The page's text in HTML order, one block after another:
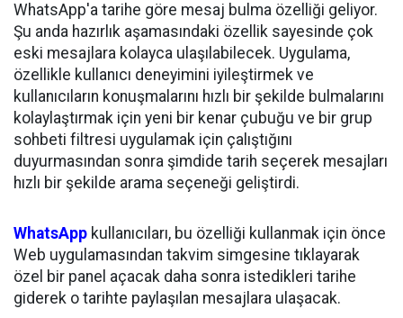
WhatsApp'a tarihe göre mesaj bulma özelliği geliyor.
Şu anda hazırlık aşamasındaki özellik sayesinde çok
eski mesajlara kolayca ulaşılabilecek. Uygulama,
özellikle kullanıcı deneyimini iyileştirmek ve
kullanıcıların konuşmalarını hızlı bir şekilde bulmalarını
kolaylaştırmak için yeni bir kenar çubuğu ve bir grup
sohbeti filtresi uygulamak için çalıştığını
duyurmasından sonra şimdide tarih seçerek mesajları
hızlı bir şekilde arama seçeneği geliştirdi.
WhatsApp kullanıcıları, bu özelliği kullanmak için önce
Web uygulamasından takvim simgesine tıklayarak
özel bir panel açacak daha sonra istedikleri tarihe
giderek o tarihte paylaşılan mesajlara ulaşacak.